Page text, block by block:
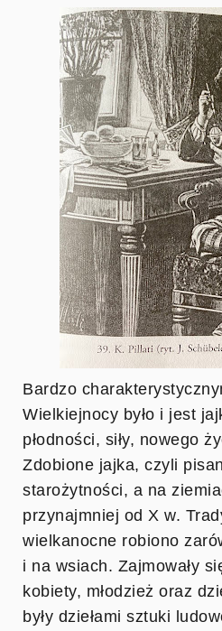
Bardzo
Wielkiejnocy było i jest
płodności, siły, nowego
Zdobione jajka, czyli
starożytności, a na
przynajmniej od X w.
wielkanocne robiono
i na wsiach. Zajmowały
kobiety, młodzież oraz
były dziełami sztuki